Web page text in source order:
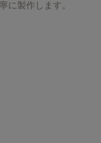
に製作します。